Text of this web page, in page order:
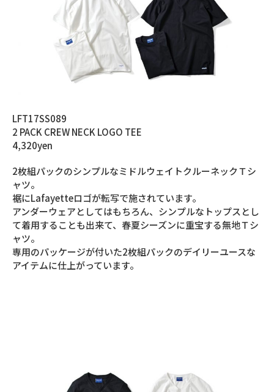
LFT17SS089
2 PACK CREW NECK LOGO TEE
4,320yen
2枚組パックのシンプルなミドルウェイトクルーネックＴシ
ャツ。
裾にLafayetteロゴが転写で施されています。
アンダーウェアとしてはもちろん、シンプルなトップスとし
て着用することも出来て、春夏シーズンに重宝する無地Ｔシ
ャツ。
専用のパッケージが付いた2枚組パックのデイリーユースな
アイテムに仕上がっています。